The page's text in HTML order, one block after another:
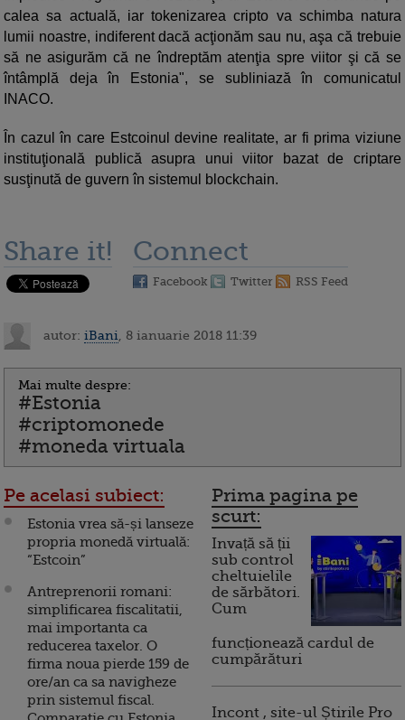
calea sa actuală, iar tokenizarea cripto va schimba natura
lumii noastre, indiferent dacă acţionăm sau nu, aşa că trebuie
să ne asigurăm că ne îndreptăm atenţia spre viitor şi că se
întâmplă deja în Estonia", se subliniază în comunicatul
INACO.
În cazul în care Estcoinul devine realitate, ar fi prima viziune
instituţională publică asupra unui viitor bazat de criptare
susţinută de guvern în sistemul blockchain.
Share it! Connect
Facebook Twitter RSS Feed
autor: iBani , 8 ianuarie 2018 11:39
Mai multe despre:
#Estonia
#criptomonede
#moneda virtuala
Pe acelasi subiect:
Estonia vrea să-și lanseze
propria monedă virtuală:
“Estcoin”
Antreprenorii romani:
simplificarea fiscalitatii,
mai importanta ca
reducerea taxelor. O
firma noua pierde 159 de
ore/an ca sa navigheze
prin sistemul fiscal.
Prima pagina pe
scurt:
Invață să ții
sub control
cheltuielile
de sărbători.
Cum
funcționează cardul de
cumpărături
Incont , site-ul Știrile Pro